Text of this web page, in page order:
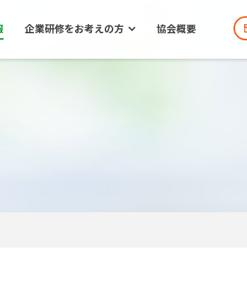
企業研修をお考えの方 協会概要